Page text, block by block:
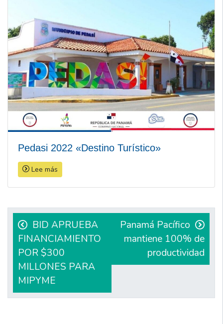
Pedasi 2022 «Destino Turístico»
Lee más
Navegación
de
entradas
BID APRUEBA
FINANCIAMIENTO
POR $300
MILLONES PARA
MIPYME
Panamá Pacífico
mantiene 100% de
productividad